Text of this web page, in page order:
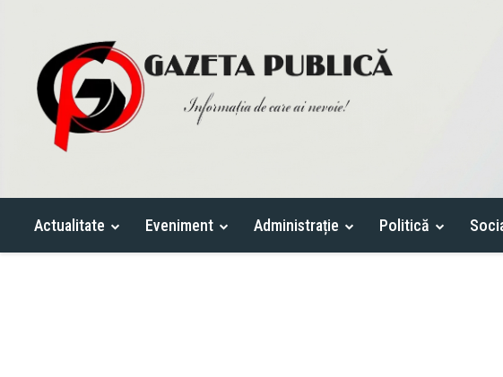
Actualitate Eveniment Administrație Politică